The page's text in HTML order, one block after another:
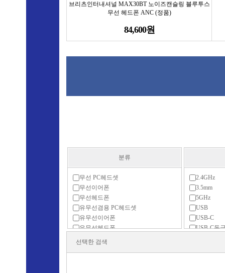
브리츠인터내셔널 MAX30BT 노이즈캔슬링 블루투스
무선 헤드폰 ANC (정품)
84,600원
분류
무선 PC헤드셋
무선이어폰
무선헤드폰
유무선겸용 PC헤드셋
유무선이어폰
유무선헤드폰
유선 PC헤드셋
2.4GHz
3.5mm
5GHz
USB
USB-C
USB-C동
선택한 검색